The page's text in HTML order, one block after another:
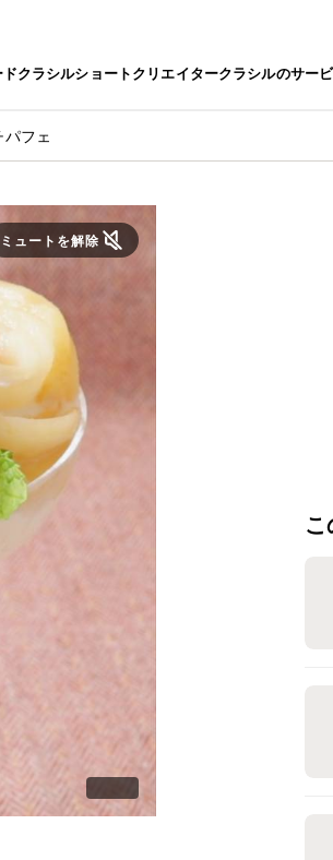
クラシルショートクリエイタークラシルのサー
フェ
ミュートを解除